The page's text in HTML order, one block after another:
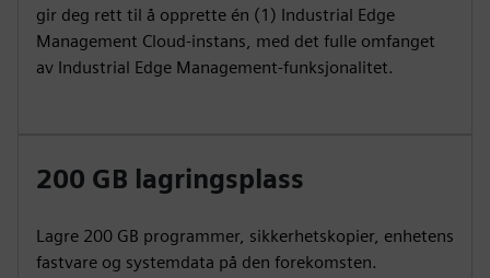
gir deg rett til å opprette én (1) Industrial Edge
Management Cloud-instans, med det fulle omfanget
av Industrial Edge Management-funksjonalitet.
200 GB lagringsplass
Lagre 200 GB programmer, sikkerhetskopier, enhetens
fastvare og systemdata på den forekomsten.